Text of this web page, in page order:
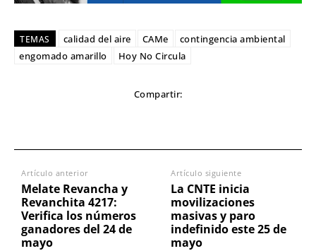
TEMAS calidad del aire CAMe
contingencia ambiental
engomado amarillo
Hoy No Circula
Compartir:
Artículo anterior
Melate Revancha y
Revanchita 4217:
Verifica los números
ganadores del 24 de
mayo
Artículo siguiente
La CNTE inicia
movilizaciones
masivas y paro
indefinido este 25 de
mayo